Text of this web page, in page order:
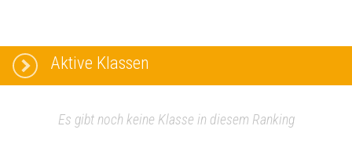
Aktive Klassen
Es gibt noch keine Klasse in diesem Ranking